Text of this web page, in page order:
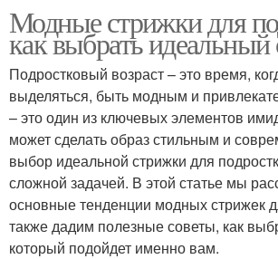
Модные стрижки для
как выбрать идеальный
Подростковый возраст – это время,
выделяться, быть модным и
– это один из ключевых элементов
может сделать образ стильным и
выбор идеальной стрижки для
сложной задачей. В этой статье мы
основные тенденции модных стрижек
также дадим полезные советы, как
который подойдет именно вам.